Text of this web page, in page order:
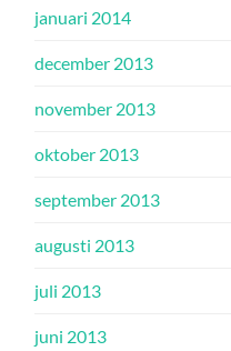
januari 2014
december 2013
november 2013
oktober 2013
september 2013
augusti 2013
juli 2013
juni 2013